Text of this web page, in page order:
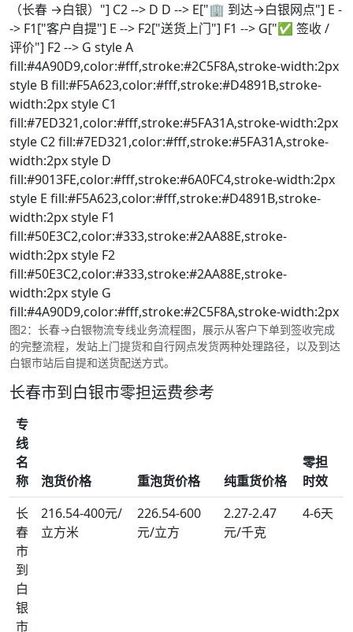
（长春 →白银）"] C2 --> D D --> E["🏢 到达→白银网点"] E -
-> F1["客户自提"] E --> F2["送货上门"] F1 --> G["✅ 签收 /
评价"] F2 --> G style A
fill:#4A90D9,color:#fff,stroke:#2C5F8A,stroke-width:2px
style B fill:#F5A623,color:#fff,stroke:#D4891B,stroke-
width:2px style C1
fill:#7ED321,color:#fff,stroke:#5FA31A,stroke-width:2px
style C2 fill:#7ED321,color:#fff,stroke:#5FA31A,stroke-
width:2px style D
fill:#9013FE,color:#fff,stroke:#6A0FC4,stroke-width:2px
style E fill:#F5A623,color:#fff,stroke:#D4891B,stroke-
width:2px style F1
fill:#50E3C2,color:#333,stroke:#2AA88E,stroke-
width:2px style F2
fill:#50E3C2,color:#333,stroke:#2AA88E,stroke-
width:2px style G
fill:#4A90D9,color:#fff,stroke:#2C5F8A,stroke-width:2px
图2：长春→白银物流专线业务流程图，展示从客户下单到签收完成
的完整流程，发站上门提货和自行网点发货两种处理路径，以及到达
白银市站后自提和送货配送方式。
长春市到白银市零担运费参考
专
线
名
称
泡货价格 重泡货价格 纯重货价格
零担
时效
长
春
市
到
白
银
市
216.54-400元/
立方米
226.54-600
元/立方
2.27-2.47
元/千克
4-6天